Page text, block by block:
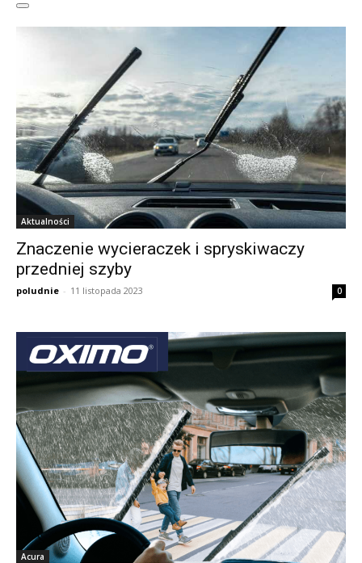
Aktualności
Znaczenie wycieraczek i spryskiwaczy
przedniej szyby
poludnie - 11 listopada 2023 0
Acura